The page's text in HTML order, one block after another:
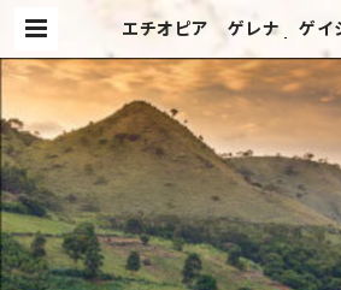
エチオピア ゲレナ ゲイ
チュラル（200g） | 須磨